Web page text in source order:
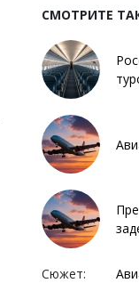
СМОТРИТЕ
Сюжет: